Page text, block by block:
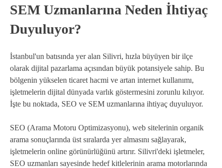
SEM Uzmanlarına Neden İhtiyaç
Duyuluyor?
İstanbul'un batısında yer alan Silivri, hızla büyüyen bir ilçe
olarak dijital pazarlama açısından büyük potansiyele sahip. Bu
bölgenin yükselen ticaret hacmi ve artan internet kullanımı,
işletmelerin dijital dünyada varlık göstermesini zorunlu kılıyor.
İşte bu noktada, SEO ve SEM uzmanlarına ihtiyaç duyuluyor.
SEO (Arama Motoru Optimizasyonu), web sitelerinin organik
arama sonuçlarında üst sıralarda yer almasını sağlayarak,
işletmelerin online görünürlüğünü artırır. Silivri'deki işletmeler,
SEO uzmanları sayesinde hedef kitlelerinin arama motorlarında